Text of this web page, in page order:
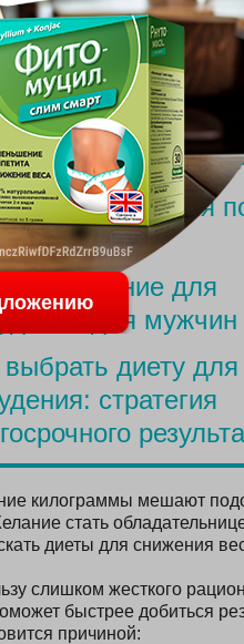
ПОСЛЕДНИЕ
для похудения
питание для
для мужчин
выбрать диету для
стратегия
килограммы мешают
стать
диеты для снижения
слишком жесткого
быстрее добиться
причиной: